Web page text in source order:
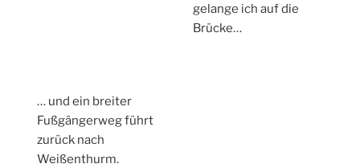
gelange ich auf die
Brücke…
… und ein breiter
Fußgängerweg führt
zurück nach
Weißenthurm.